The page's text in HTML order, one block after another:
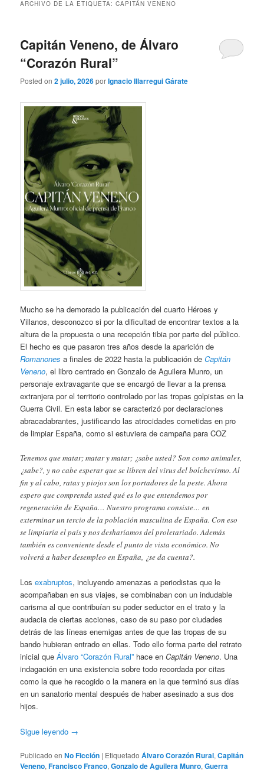
ARCHIVO DE LA ETIQUETA:CAPITÁN VENENO
Capitán Veneno, de Álvaro
“Corazón Rural”
Posted on2 julio, 2026porIgnacio Illarregui Gárate
Mucho se ha demorado la publicación del cuarto Héroes y
Villanos, desconozco si por la dificultad de encontrar textos a la
altura de la propuesta o una recepción tibia por parte del público.
El hecho es que pasaron tres años desde la aparición de
Romanones a finales de 2022 hasta la publicación deCapitán
Veneno, el libro centrado en Gonzalo de Aguilera Munro, un
personaje extravagante que se encargó de llevar a la prensa
extranjera por el territorio controlado por las tropas golpistas en la
Guerra Civil. En esta labor se caracterizó por declaraciones
abracadabrantes, justificando las atrocidades cometidas en pro
de limpiar España, como si estuviera de campaña para COZ
Tenemos que matar; matar y matar; ¿sabe usted? Son como animales,
¿sabe?, y no cabe esperar que se libren del virus del bolchevismo. Al
fin y al cabo, ratas y piojos son los portadores de la peste. Ahora
espero que comprenda usted qué es lo que entendemos por
regeneración de España… Nuestro programa consiste… en
exterminar un tercio de la población masculina de España. Con eso
se limpiaría el país y nos desharíamos del proletariado. Además
también es conveniente desde el punto de vista económico. No
volverá a haber desempleo en España, ¿se da cuenta?.
Losexabruptos, incluyendo amenazas a periodistas que le
acompañaban en sus viajes, se combinaban con un indudable
carisma al que contribuían su poder seductor en el trato y la
audacia de ciertas acciones, caso de su paso por ciudades
detrás de las líneas enemigas antes de que las tropas de su
bando hubieran entrado en ellas. Todo ello forma parte del retrato
inicial queÁlvaro “Corazón Rural” hace enCapitán Veneno. Una
indagación en una existencia sobre todo recordada por citas
como la que he recogido o la manera en la que terminó sus días
en un sanatorio mental después de haber asesinado a sus dos
hijos.
Sigue leyendo →
Publicado en No Ficción | Etiquetado Álvaro Corazón Rural,Capitán
Veneno,Francisco Franco,Gonzalo de Aguilera Munro,Guerra